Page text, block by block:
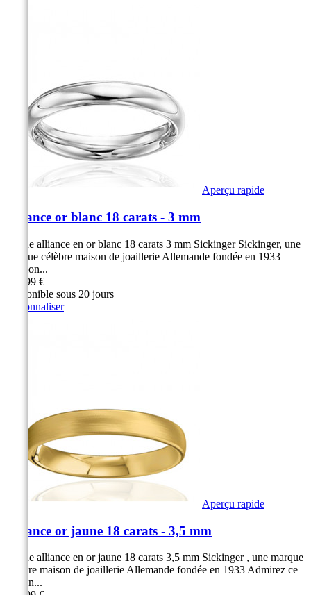
Aperçu rapide
Alliance or blanc 18 carats - 3 mm
Bague alliance en or blanc 18 carats 3 mm Sickinger Sickinger, une
marque célèbre maison de joaillerie Allemande fondée en 1933
Finition...
899,99 €
Disponible sous 20 jours
Personnaliser
Aperçu rapide
Alliance or jaune 18 carats - 3,5 mm
Bague alliance en or jaune 18 carats 3,5 mm Sickinger , une marque
célèbre maison de joaillerie Allemande fondée en 1933 Admirez ce
design...